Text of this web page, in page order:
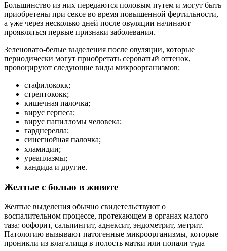
Большинство из них передаются половым путем и могут быть
приобретены при сексе во время повышенной фертильности,
а уже через несколько дней после овуляции начинают
проявляться первые признаки заболевания.
Зеленовато-белые выделения после овуляции, которые
периодически могут приобретать сероватый оттенок,
провоцируют следующие виды микроорганизмов:
стафилококк;
стрептококк;
кишечная палочка;
вирус герпеса;
вирус папилломы человека;
гарднерелла;
синегнойная палочка;
хламидии;
уреаплазмы;
кандида и другие.
Желтые с болью в животе
Желтые выделения обычно свидетельствуют о
воспалительном процессе, протекающем в органах малого
таза: оофорит, сальпингит, аднексит, эндометрит, метрит.
Патологию вызывают патогенные микроорганизмы, которые
проникли из влагалища в полость матки или попали туда